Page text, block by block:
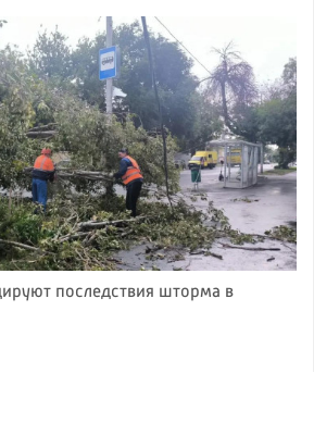
последствия шторма в